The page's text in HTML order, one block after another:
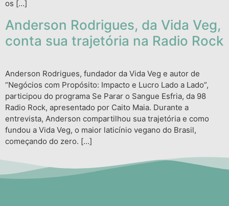
os […]
Anderson Rodrigues, da Vida Veg,
conta sua trajetória na Radio Rock
Anderson Rodrigues, fundador da Vida Veg e autor de
“Negócios com Propósito: Impacto e Lucro Lado a Lado”,
participou do programa Se Parar o Sangue Esfria, da 98
Radio Rock, apresentado por Caito Maia. Durante a
entrevista, Anderson compartilhou sua trajetória e como
fundou a Vida Veg, o maior laticínio vegano do Brasil,
começando do zero. […]